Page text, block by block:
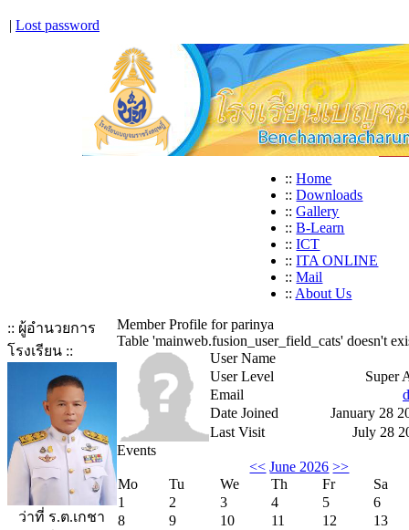
| Lost password
:: Home
:: Downloads
:: Gallery
:: B-Learn
:: ICT
:: ITA ONLINE
:: Mail
:: About Us
:: ผู้อำนวยการ
โรงเรียน ::
ว่าที่ ร.ต.เกชา
Member Profile for parinya
Table 'mainweb.fusion_user_field_cats' doesn't
User Name
User Level
Super
Email
Date Joined
January 28
Last Visit
July 28
Events
<< June 2026 >>
Mo
Tu We Th Fr
Sa
1
2 3 4 5
6
8
9 10 11 12
13